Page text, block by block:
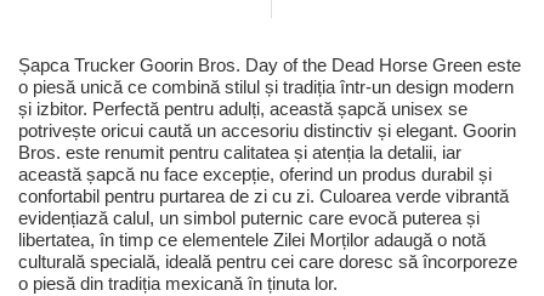
Șapca Trucker Goorin Bros. Day of the Dead Horse Green este
o piesă unică ce combină stilul și tradiția într-un design modern
și izbitor. Perfectă pentru adulți, această șapcă unisex se
potrivește oricui caută un accesoriu distinctiv și elegant. Goorin
Bros. este renumit pentru calitatea și atenția la detalii, iar
această șapcă nu face excepție, oferind un produs durabil și
confortabil pentru purtarea de zi cu zi. Culoarea verde vibrantă
evidențiază calul, un simbol puternic care evocă puterea și
libertatea, în timp ce elementele Zilei Morților adaugă o notă
culturală specială, ideală pentru cei care doresc să încorporeze
o piesă din tradiția mexicană în ținuta lor.